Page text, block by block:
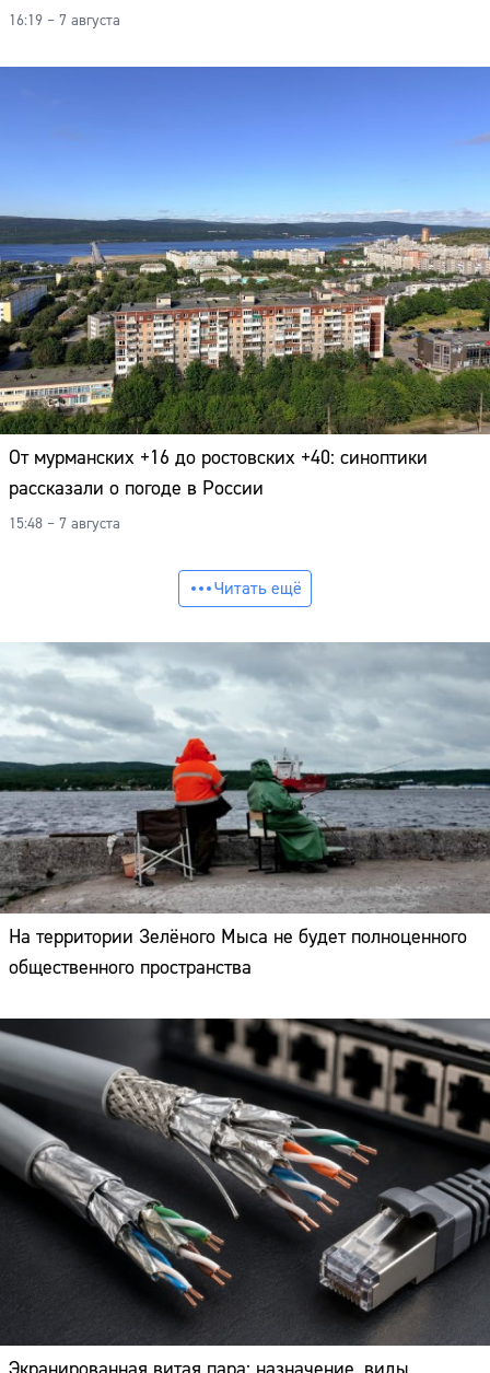
16:19 – 7 августа
От мурманских +16 до ростовских +40: синоптики
рассказали о погоде в России
15:48 – 7 августа
Читать ещё
На территории Зелёного Мыса не будет полноценного
общественного пространства